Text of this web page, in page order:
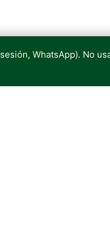
WhatsApp). No